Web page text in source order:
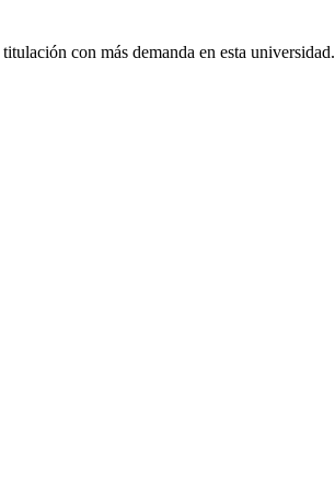
con más demanda en esta universidad.